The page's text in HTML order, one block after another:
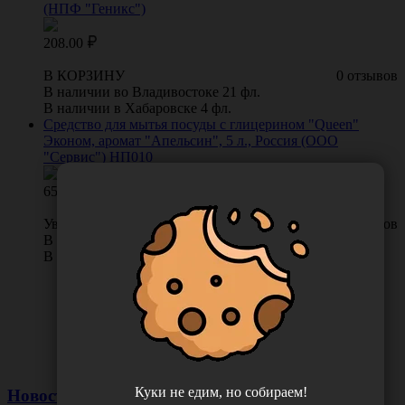
(НПФ "Геникс")
208.00
0 отзывов
В КОРЗИНУ
В наличии во Владивостоке 21 фл.
В наличии в Хабаровске 4 фл.
Средство для мытья посуды с глицерином "Queen"
Эконом, аромат "Апельсин", 5 л., Россия (ООО
"Сервис") НП010
654.00
0 отзывов
Уведомить о поступлении
В наличии во Владивостоке 0 шт.
В наличии в Хабаровске 1 шт.
Новости Куки не едим, но собираем!